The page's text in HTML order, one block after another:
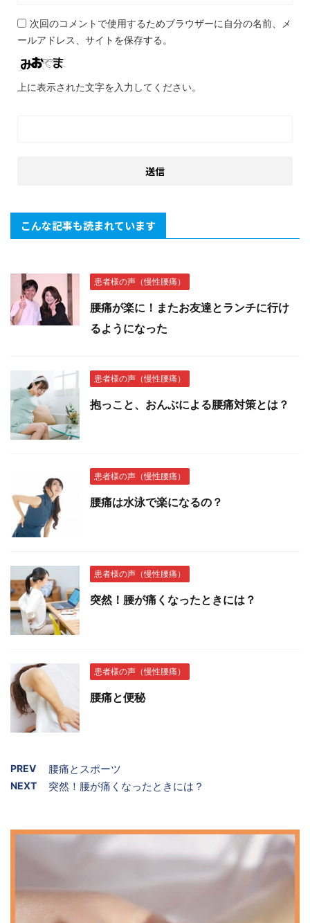
次回のコメントで使用するためブラウザーに自分の名前、メ
ールアドレス、サイトを保存する。
上に表示された文字を入力してください。
こんな記事も読まれています
患者様の声（慢性腰痛）
腰痛が楽に！またお友達とランチに行け
るようになった
患者様の声（慢性腰痛）
抱っこと、おんぶによる腰痛対策とは？
患者様の声（慢性腰痛）
腰痛は水泳で楽になるの？
患者様の声（慢性腰痛）
突然！腰が痛くなったときには？
患者様の声（慢性腰痛）
腰痛と便秘
PREV 腰痛とスポーツ
NEXT 突然！腰が痛くなったときには？